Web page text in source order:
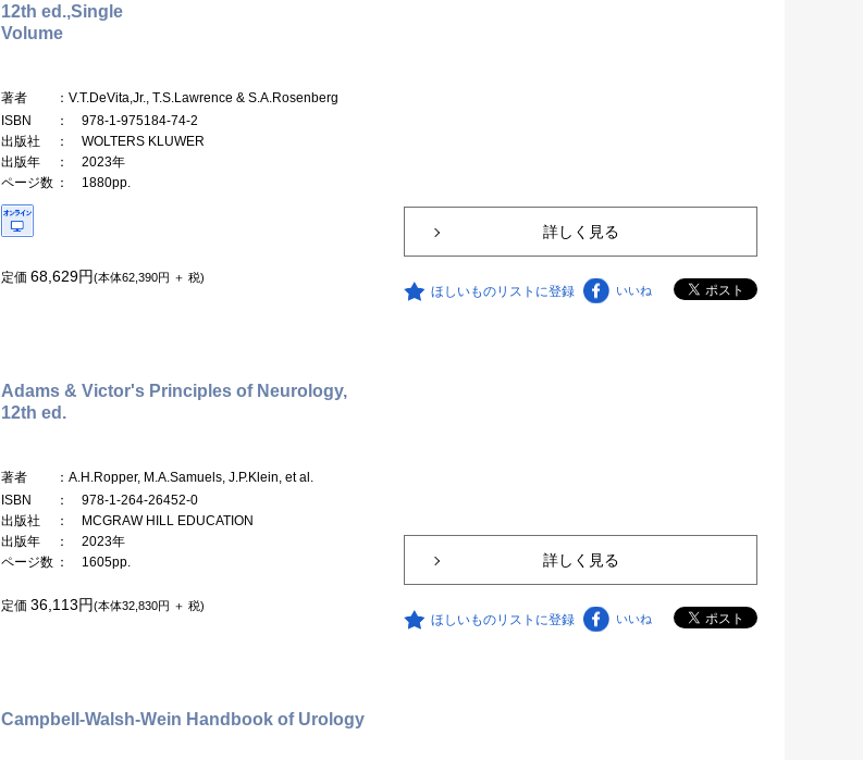
12th ed.,Single
Volume
著者
：V.T.DeVita,Jr., T.S.Lawrence & S.A.Rosenberg
ISBN
： 978-1-975184-74-2
出版社
： WOLTERS KLUWER
出版年
： 2023年
ページ数 ： 1880pp.
定価 68,629円(本体62,390円 ＋ 税)
詳しく見る
ほしいものリストに登録 いいね
Adams & Victor's Principles of Neurology,
12th ed.
著者
：A.H.Ropper, M.A.Samuels, J.P.Klein, et al.
ISBN
： 978-1-264-26452-0
出版社
： MCGRAW HILL EDUCATION
出版年
： 2023年
ページ数 ： 1605pp.
定価 36,113円(本体32,830円 ＋ 税)
詳しく見る
ほしいものリストに登録 いいね
Campbell-Walsh-Wein Handbook of Urology